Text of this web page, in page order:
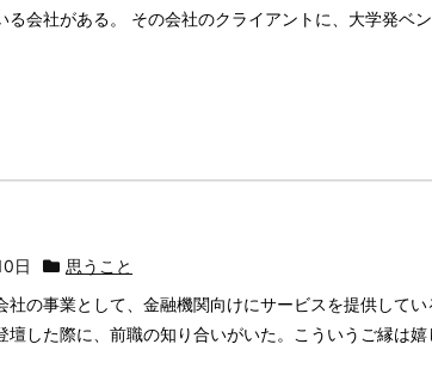
る会社がある。 その会社のクライアントに、大学発ベ
日
思うこと
社の事業として、金融機関向けにサービスを提供して
壇した際に、前職の知り合いがいた。こういうご縁は